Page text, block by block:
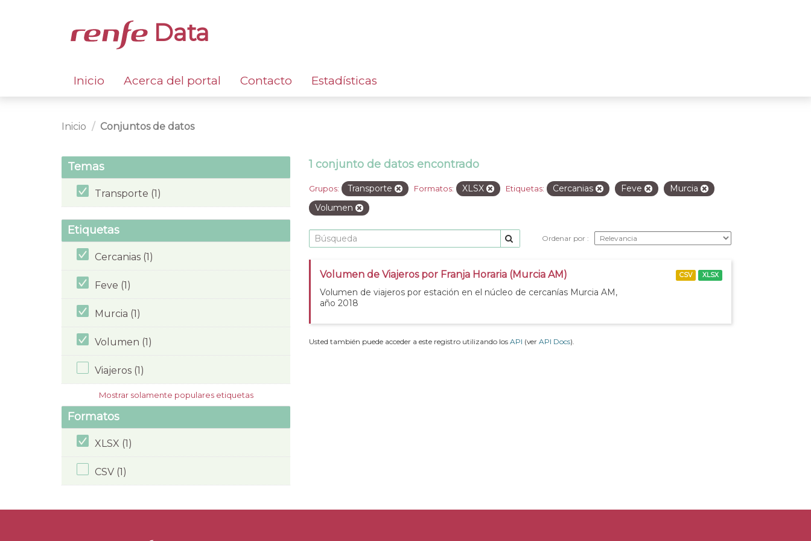
Data
Inicio Acerca del portal Contacto Estadísticas
Inicio Conjuntos de datos
Temas
Transporte (1)
Etiquetas
Cercanias (1)
Feve (1)
Murcia (1)
Volumen (1)
Viajeros (1)
Mostrar solamente populares etiquetas
Formatos
XLSX (1)
CSV (1)
1 conjunto de datos encontrado
Grupos: Transporte Formatos: XLSX Etiquetas: Cercanias Feve
Murcia
Volumen
Ordenar por
Volumen de Viajeros por Franja Horaria (Murcia AM)
Volumen de viajeros por estación en el núcleo de cercanías Murcia AM,
año 2018
CSV XLSX
Usted también puede acceder a este registro utilizando los API (ver API Docs).